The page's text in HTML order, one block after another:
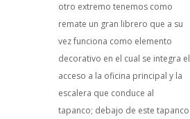
otro extremo tenemos como
remate un gran librero que a su
vez funciona como elemento
decorativo en el cual se integra el
acceso a la oficina principal y la
escalera que conduce al
tapanco; debajo de este tapanco